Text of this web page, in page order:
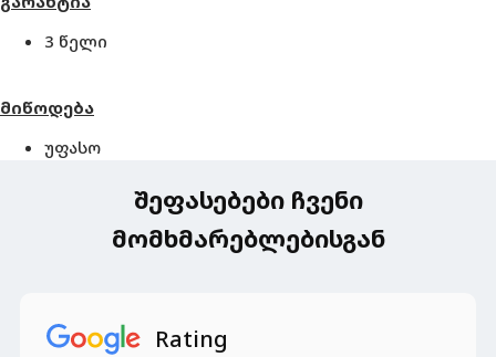
3 წელი
მიწოდება
უფასო
შეფასებები ჩვენი
მომხმარებლებისგან
Rating